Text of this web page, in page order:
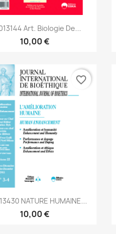
Aperçu rapide
Art. Biologie De...
10,00 €
Aperçu rapide
NATURE HUMAINE...
10,00 €
favorite_border